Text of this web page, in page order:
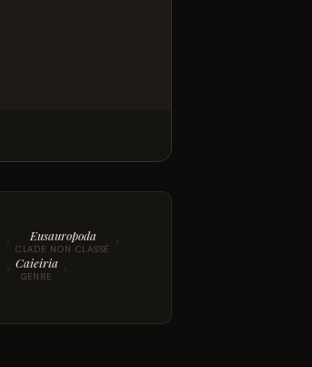
› Eusauropoda
CLADE NON CLASSÉ ›
› Caieiria
GENRE ›